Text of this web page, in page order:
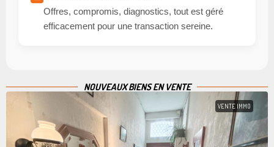
Offres, compromis, diagnostics, tout est géré
efficacement pour une transaction sereine.
NOUVEAUX BIENS EN VENTE
VENTE IMMO